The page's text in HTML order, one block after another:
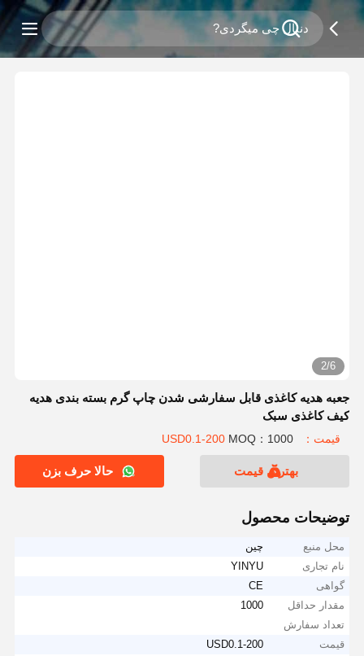
2/6
جعبه هدیه کاغذی قابل سفارشی شدن چاپ گرم بسته بندی هدیه
کیف کاغذی سبک
قیمت：USD0.1-200 MOQ：1000
بهترین قیمت حالا حرف بزن
توضیحات محصول
محل منبع
چین
نام تجاری
YINYU
گواهی
CE
مقدار حداقل
تعداد سفارش
1000
قیمت
USD0.1-200